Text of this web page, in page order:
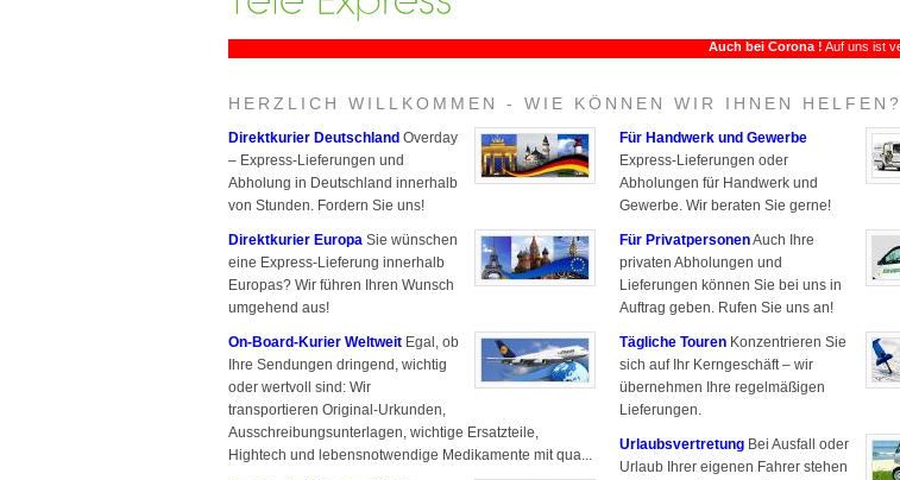
HERZLICH WILLKOMMEN - WIE KÖNNEN WIR IHNEN HELFEN?
Direktkurier Deutschland Overday
– Express-Lieferungen und
Abholung in Deutschland innerhalb
von Stunden. Fordern Sie uns!
Direktkurier Europa Sie wünschen
eine Express-Lieferung innerhalb
Europas? Wir führen Ihren Wunsch
umgehend aus!
On-Board-Kurier Weltweit Egal, ob
Ihre Sendungen dringend, wichtig
oder wertvoll sind: Wir
transportieren Original-Urkunden,
Ausschreibungsunterlagen, wichtige Ersatzteile,
Hightech und lebensnotwendige Medikamente mit qua...
Für Handwerk und Gewerbe
Express-Lieferungen oder
Abholungen für Handwerk und
Gewerbe. Wir beraten Sie gerne!
Für PrivatpersonenAuch Ihre
privaten Abholungen und
Lieferungen können Sie bei uns in
Auftrag geben. Rufen Sie uns an!
Tägliche Touren Konzentrieren Sie
sich auf Ihr Kerngeschäft – wir
übernehmen Ihre regelmäßigen
Lieferungen.
Urlaubsvertretung Bei Ausfall oder
Urlaub Ihrer eigenen Fahrer stehen